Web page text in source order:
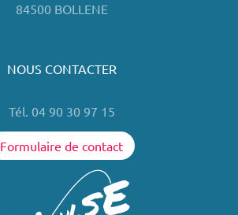
84500 BOLLENE
NOUS CONTACTER
Tél. 04 90 30 97 15
Formulaire de contact